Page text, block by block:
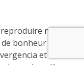
reproduire notre
bonheur et de
et aux